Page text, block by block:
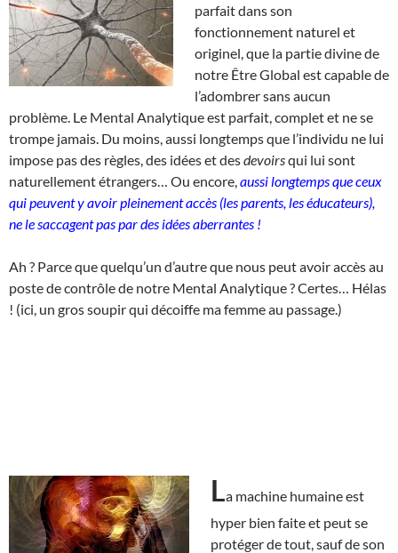
parfait dans son
fonctionnement naturel et
originel, que la partie divine de
notre Être Global est capable de
l’adombrer sans aucun
problème. Le Mental Analytique est parfait, complet et ne se
trompe jamais. Du moins, aussi longtemps que l’individu ne lui
impose pas des règles, des idées et desdevoirsqui lui sont
naturellement étrangers… Ou encore, aussi longtemps que ceux
qui peuvent y avoir pleinement accès (les parents, les éducateurs),
ne le saccagent pas par des idées aberrantes !
Ah ? Parce que quelqu’un d’autre que nous peut avoir accès au
poste de contrôle de notre Mental Analytique ? Certes… Hélas
! (ici, un gros soupir qui décoiffe ma femme au passage.)
La machine humaine est
hyper bien faite et peut se
protéger de tout, sauf de son